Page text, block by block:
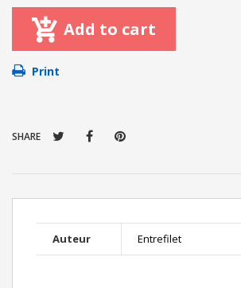
Add to cart
Print
SHARE
Auteur Entrefilet